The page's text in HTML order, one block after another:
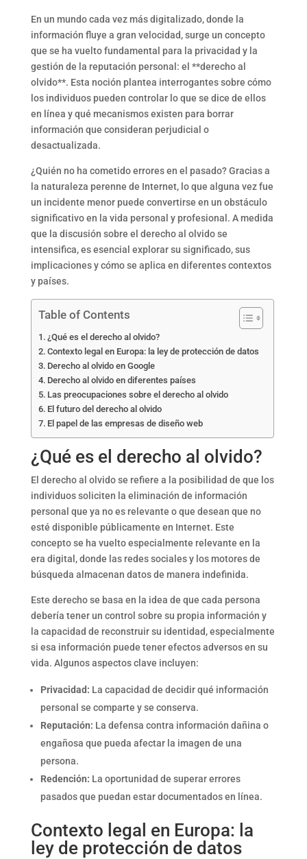
En un mundo cada vez más digitalizado, donde la
información fluye a gran velocidad, surge un concepto
que se ha vuelto fundamental para la privacidad y la
gestión de la reputación personal: el **derecho al
olvido**. Esta noción plantea interrogantes sobre cómo
los individuos pueden controlar lo que se dice de ellos
en línea y qué mecanismos existen para borrar
información que consideran perjudicial o
desactualizada.
¿Quién no ha cometido errores en el pasado? Gracias a
la naturaleza perenne de Internet, lo que alguna vez fue
un incidente menor puede convertirse en un obstáculo
significativo en la vida personal y profesional. A medida
que la discusión sobre el derecho al olvido se
intensifica, es esencial explorar su significado, sus
implicaciones y cómo se aplica en diferentes contextos
y países.
Table of Contents
¿Qué es el derecho al olvido?
Contexto legal en Europa: la ley de protección de datos
Derecho al olvido en Google
Derecho al olvido en diferentes países
Las preocupaciones sobre el derecho al olvido
El futuro del derecho al olvido
El papel de las empresas de diseño web
¿Qué es el derecho al olvido?
El derecho al olvido se refiere a la posibilidad de que los
individuos soliciten la eliminación de información
personal que ya no es relevante o que desean que no
esté disponible públicamente en Internet. Este
concepto se ha vuelto especialmente relevante en la
era digital, donde las redes sociales y los motores de
búsqueda almacenan datos de manera indefinida.
Este derecho se basa en la idea de que cada persona
debería tener un control sobre su propia información y
la capacidad de reconstruir su identidad, especialmente
si esa información puede tener efectos adversos en su
vida. Algunos aspectos clave incluyen:
Privacidad: La capacidad de decidir qué información
personal se comparte y se conserva.
Reputación: La defensa contra información dañina o
engañosa que pueda afectar la imagen de una
persona.
Redención: La oportunidad de superar errores
pasados que puedan estar documentados en línea.
Contexto legal en Europa: la
ley de protección de datos